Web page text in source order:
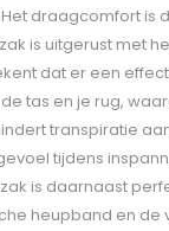
draagcomfort is
is uitgerust met
dat er een
tas en je rug,
transpiratie
tijdens
is daarnaast
heupband en de